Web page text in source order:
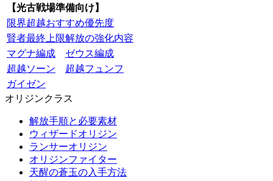
【光古戦場準備向け】
限界超越おすすめ優先度
賢者最終上限解放の強化内容
マグナ編成
ゼウス編成
超越ソーン
超越フュンフ
ガイゼン
オリジンクラス
解放手順と必要素材
ウィザードオリジン
ランサーオリジン
オリジンファイター
天醒の蒼玉の入手方法